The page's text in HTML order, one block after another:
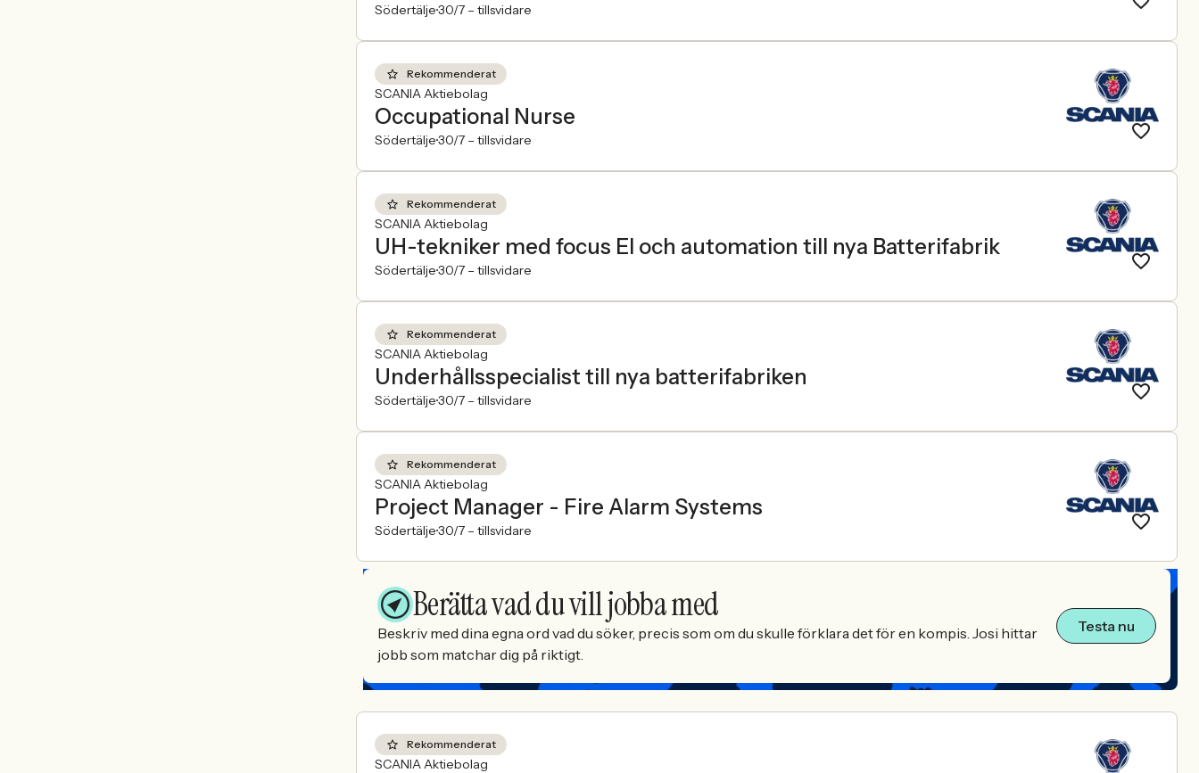
Södertälje30/7 – tillsvidare
Rekommenderat
SCANIA Aktiebolag
Occupational Nurse
Södertälje30/7 – tillsvidare
Rekommenderat
SCANIA Aktiebolag
UH-tekniker med focus El och automation till nya Batterifabrik
Södertälje30/7 – tillsvidare
Rekommenderat
SCANIA Aktiebolag
Underhållsspecialist till nya batterifabriken
Södertälje30/7 – tillsvidare
Rekommenderat
SCANIA Aktiebolag
Project Manager - Fire Alarm Systems
Södertälje30/7 – tillsvidare
Berätta vad du vill jobba med
Beskriv med dina egna ord vad du söker, precis som om du skulle förklara det för en kompis. Josi hittar
jobb som matchar dig på riktigt.
Testa nu
Rekommenderat
SCANIA Aktiebolag